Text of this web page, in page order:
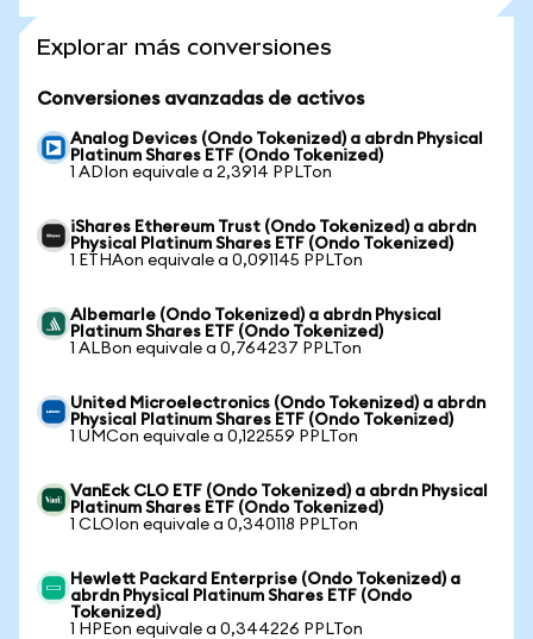
Explorar más conversiones
Conversiones avanzadas de activos
Analog Devices (Ondo Tokenized) a abrdn Physical
Platinum Shares ETF (Ondo Tokenized)
1 ADIon equivale a 2,3914 PPLTon
iShares Ethereum Trust (Ondo Tokenized) a abrdn
Physical Platinum Shares ETF (Ondo Tokenized)
1 ETHAon equivale a 0,091145 PPLTon
Albemarle (Ondo Tokenized) a abrdn Physical
Platinum Shares ETF (Ondo Tokenized)
1 ALBon equivale a 0,764237 PPLTon
United Microelectronics (Ondo Tokenized) a abrdn
Physical Platinum Shares ETF (Ondo Tokenized)
1 UMCon equivale a 0,122559 PPLTon
VanEck CLO ETF (Ondo Tokenized) a abrdn Physical
Platinum Shares ETF (Ondo Tokenized)
1 CLOIon equivale a 0,340118 PPLTon
Hewlett Packard Enterprise (Ondo Tokenized) a
abrdn Physical Platinum Shares ETF (Ondo
Tokenized)
1 HPEon equivale a 0,344226 PPLTon